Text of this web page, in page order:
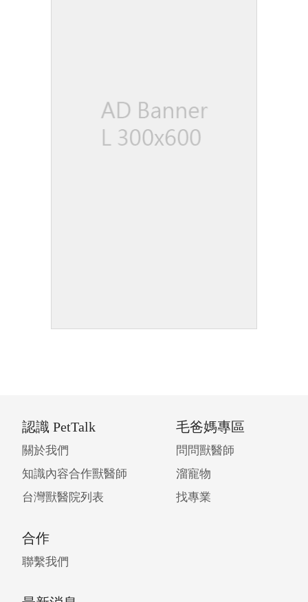
認識 PetTalk
關於我們
知識內容合作獸醫師
台灣獸醫院列表
毛爸媽專區
問問獸醫師
溜寵物
找專業
合作
聯繫我們